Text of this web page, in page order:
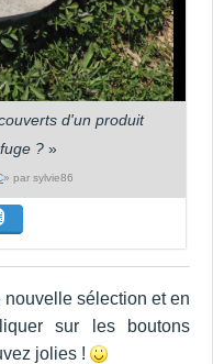
d'un produit
?»
» par sylvie86
sélection et en
sur les boutons
jolies !